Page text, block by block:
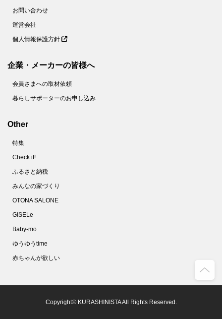
お問い合わせ
運営会社
個人情報保護方針
企業・メーカーの皆様へ
会員さまへの取材依頼
暮らしサポーターのお申し込み
Other
特集
Check it!
ふるさと納税
みんなの家づくり
OTONA SALONE
GISELe
Baby-mo
ゆうゆうtime
赤ちゃんが欲しい
Copyright© KURASHINISTA All Rights Reserved.